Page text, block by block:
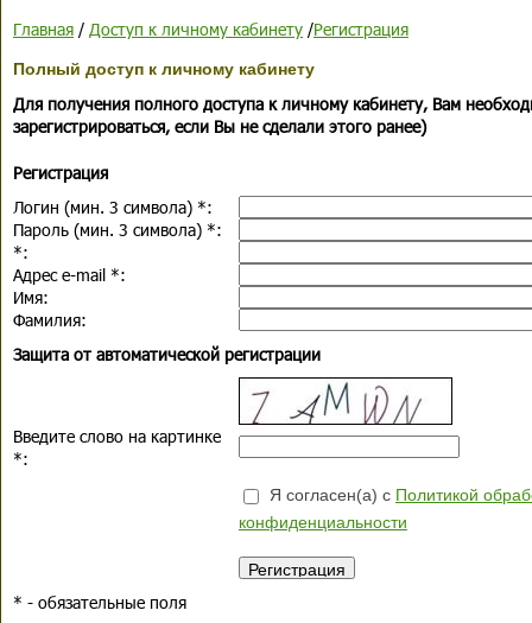
Главная / Доступ к личному кабинету /Регистрация
Полный доступ к личному кабинету
Для получения полного доступа к личному кабинету, Вам
зарегистрироваться, если Вы не сделали этого ранее)
Регистрация
Логин (мин. 3 символа) *:
Пароль (мин. 3 символа) *:
*:
Адрес e-mail *:
Имя:
Фамилия:
Защита от автоматической регистрации
Введите слово на картинке
*:
Я согласен(а) с Политикой
конфиденциальности
* - обязательные поля